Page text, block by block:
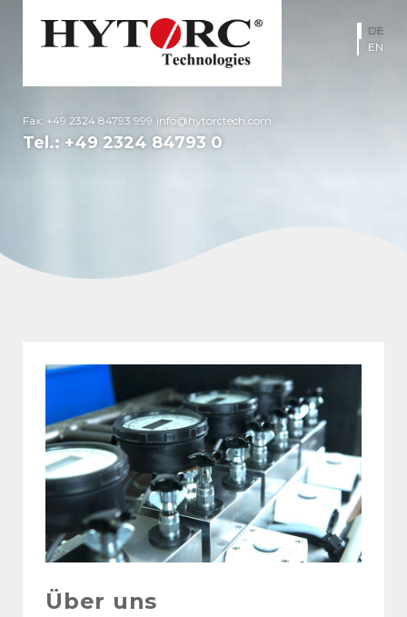
Fax: +49 2324 84793 999 info@hytorctech.com
Tel.: +49 2324 84793 0
DE
EN
Über uns